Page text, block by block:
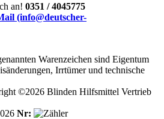
an! 0351 / 4045775
(info@deutscher-
Warenzeichen sind Eigentum
Irrtümer und technische
©2026 Blinden Hilfsmittel Vertrieb
Nr: